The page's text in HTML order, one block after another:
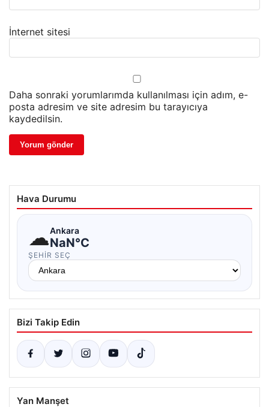
İnternet sitesi
Daha sonraki yorumlarımda kullanılması için adım, e-
posta adresim ve site adresim bu tarayıcıya
kaydedilsin.
Hava Durumu
☁Ankara
NaN°C
ŞEHIR SEÇ
Bizi Takip Edin
Yan Manşet